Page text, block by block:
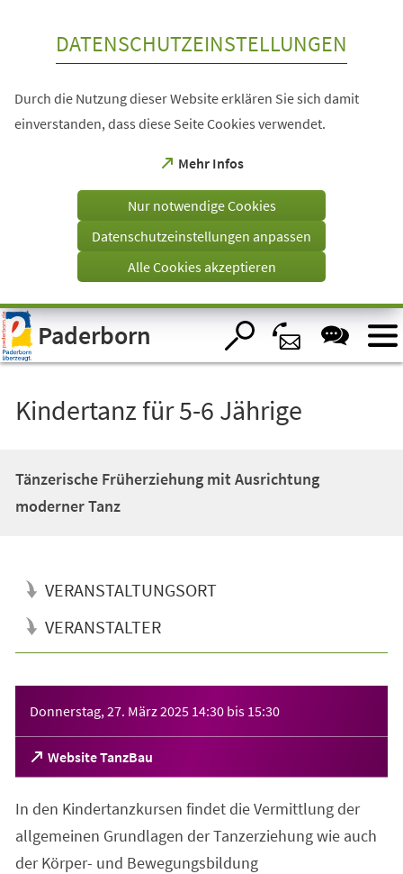
Visuelle
Assistenzsoftware
öffnen.
DATENSCHUTZEINSTELLUNGEN
Durch die Nutzung dieser Website erklären Sie sich damit
einverstanden, dass diese Seite Cookies verwendet.
Mehr Infos
(Öffnet
einem
Tab)
Nur notwendige Cookies
Datenschutzeinstellungen anpassen
Alle Cookies akzeptieren
Paderborn
Kindertanz für 5-6 Jährige
Tänzerische Früherziehung mit Ausrichtung
moderner Tanz
VERANSTALTUNGSORT
VERANSTALTER
Donnerstag, 27. März 2025 14:30 bis 15:30
Website TanzBau
(Öffnet
in
neuen
Tab)
In den Kindertanzkursen findet die Vermittlung der
allgemeinen Grundlagen der Tanzerziehung wie auch
der Körper- und Bewegungsbildung